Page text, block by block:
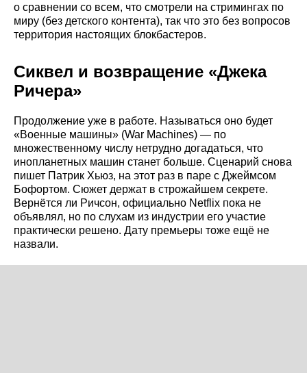
о сравнении со всем, что смотрели на стримингах по
миру (без детского контента), так что это без вопросов
территория настоящих блокбастеров.
Сиквел и возвращение «Джека
Ричера»
Продолжение уже в работе. Называться оно будет
«Военные машины» (War Machines) — по
множественному числу нетрудно догадаться, что
инопланетных машин станет больше. Сценарий снова
пишет Патрик Хьюз, на этот раз в паре с Джеймсом
Бофортом. Сюжет держат в строжайшем секрете.
Вернётся ли Ричсон, официально Netflix пока не
объявлял, но по слухам из индустрии его участие
практически решено. Дату премьеры тоже ещё не
назвали.